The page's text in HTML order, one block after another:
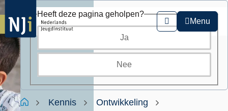
Overslaan
en
naar
de
inhoud
gaan
Zoeken
Menu
Kruimelpad
HomeKennis Ontwikkeling
Heeft deze pagina geholpen?
Ja
Nee